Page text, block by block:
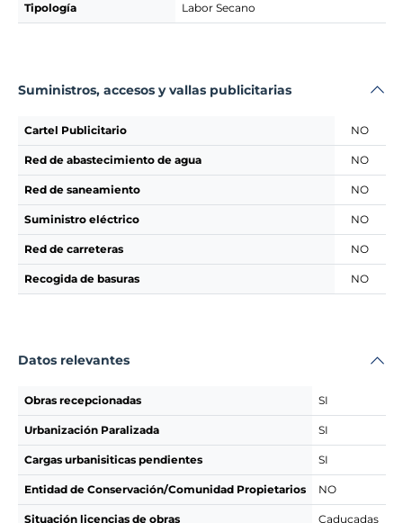
Tipología Labor Secano
Suministros, accesos y vallas publicitarias
Cartel Publicitario NO
Red de abastecimiento de agua NO
Red de saneamiento NO
Suministro eléctrico NO
Red de carreteras NO
Recogida de basuras NO
Datos relevantes
Obras recepcionadas SI
Urbanización Paralizada SI
Cargas urbanisiticas pendientes SI
Entidad de Conservación/Comunidad Propietarios NO
Situación licencias de obras Caducadas